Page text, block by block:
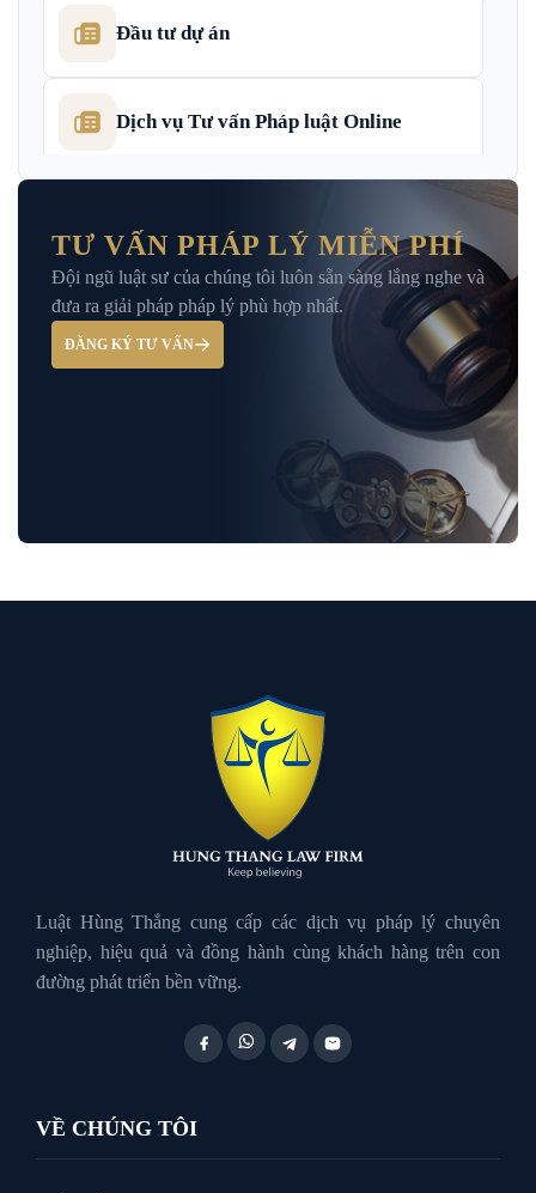
Đầu tư dự án
Dịch vụ Tư vấn Pháp luật Online
Giải Đáp – Tư Vấn Pháp Luật Hình Sự
Hỏi đáp và tư vấn pháp luật
Luật Bảo Hiểm Xã Hội
Luật Giao Thông
Luật Hành Chính
Luật Hôn Nhân Gia Đình
TƯ VẤN PHÁP LÝ MIỄN PHÍ
Đội ngũ luật sư của chúng tôi luôn sẵn sàng lắng nghe và
đưa ra giải pháp pháp lý phù hợp nhất.
ĐĂNG KÝ TƯ VẤN
Luật Hùng Thắng cung cấp các dịch vụ pháp lý chuyên
nghiệp, hiệu quả và đồng hành cùng khách hàng trên con
đường phát triển bền vững.
VỀ CHÚNG TÔI